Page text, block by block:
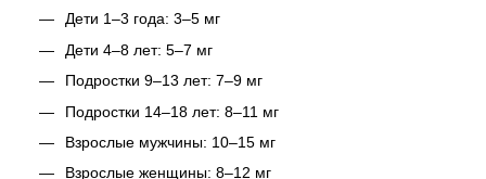
Дети 1–3 года: 3–5 мг
Дети 4–8 лет: 5–7 мг
Подростки 9–13 лет: 7–9 мг
Подростки 14–18 лет: 8–11 мг
Взрослые мужчины: 10–15 мг
Взрослые женщины: 8–12 мг